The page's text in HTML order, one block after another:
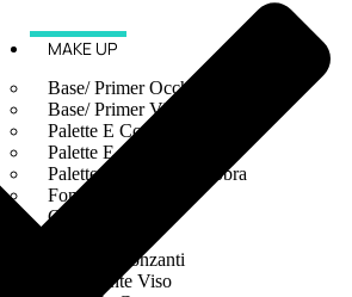
MAKE UP
Base/ Primer Occhi
Base/ Primer Viso
Palette E Cofanetti Occhi
Palette E Cofanetti Viso
Palette E Cofanetti Labbra
Fondotinta
Cipria
Terre Abbronzanti
Illuminante Viso